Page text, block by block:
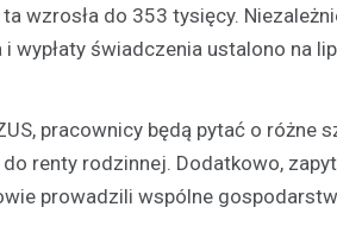
wzrosła do 353 tysięcy.
wypłaty świadczenia ustalono na
pracownicy będą pytać o różne
renty rodzinnej. Dodatkowo,
prowadzili wspólne